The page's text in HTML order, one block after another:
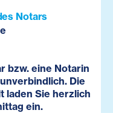
Notars
bzw. eine Notarin
Die
laden Sie herzlich
ein.